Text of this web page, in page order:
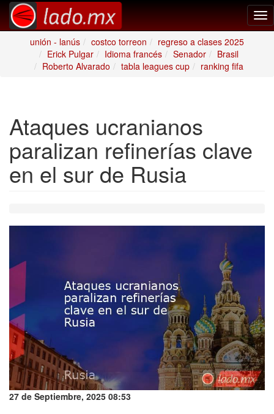
unión - lanús
costco torreon
regreso a clases 2025
Erick Pulgar
Idioma francés Senador
Brasil
Roberto Alvarado
tabla leagues cup ranking fifa
Ataques ucranianos
paralizan refinerías clave
en el sur de Rusia
27 de Septiembre, 2025 08:53